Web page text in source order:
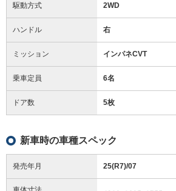
駆動方式 2WD
ハンドル 右
ミッション インパネCVT
乗車定員 6名
ドア数 5枚
新車時の車種スペック
発売年月 25(R7)/07